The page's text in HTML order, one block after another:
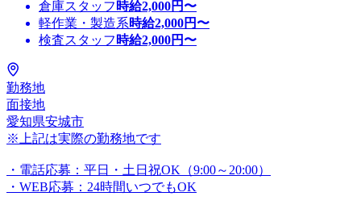
倉庫スタッフ 時給2,000円〜
軽作業・製造系時給2,000円〜
検査スタッフ 時給2,000円〜
勤務地
面接地
愛知県安城市
※上記は実際の勤務地です
・電話応募：平日・土日祝OK（9:00～20:00）
・WEB応募：24時間いつでもOK